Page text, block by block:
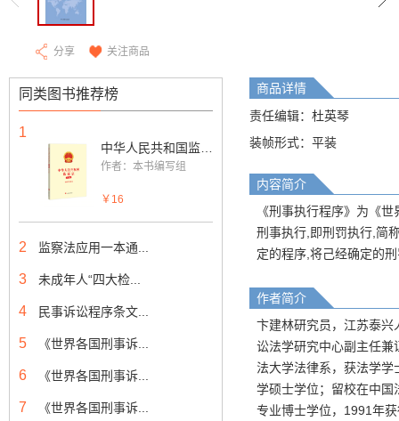
分享 关注商品
同类图书推荐榜
1
作者：本书编写组
￥16
2 监察法应用一本通...
3 未成年人“四大检...
4 民事诉讼程序条文...
5 《世界各国刑事诉...
6 《世界各国刑事诉...
7 《世界各国刑事诉...
商品详情
责任编辑：杜英琴
装帧形式：平装
内容简介
《刑事执行程序》为《
刑事执行,即刑罚执行,简
定的程序,将己经确定的
作者简介
卞建林研究员，江苏泰
讼法学研究中心副主任
法大学法律系，获法学
学硕士学位；留校在中
专业博士学位，1991年